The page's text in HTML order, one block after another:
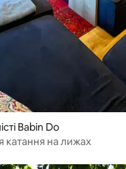
Babin Do
катання на лижах